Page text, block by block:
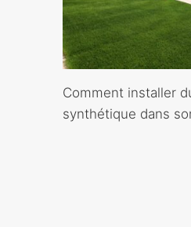
Comment installer
synthétique dans